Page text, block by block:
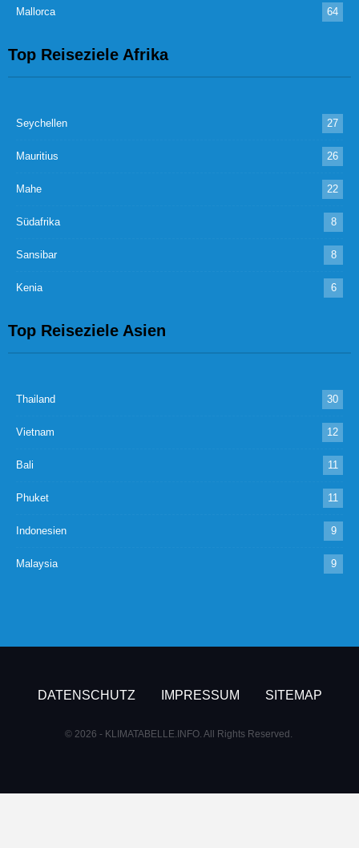
Mallorca 64
Top Reiseziele Afrika
Seychellen 27
Mauritius 26
Mahe 22
Südafrika 8
Sansibar 8
Kenia 6
Top Reiseziele Asien
Thailand 30
Vietnam 12
Bali 11
Phuket 11
Indonesien 9
Malaysia 9
DATENSCHUTZ IMPRESSUM SITEMAP
© 2026 - KLIMATABELLE.INFO. All Rights Reserved.